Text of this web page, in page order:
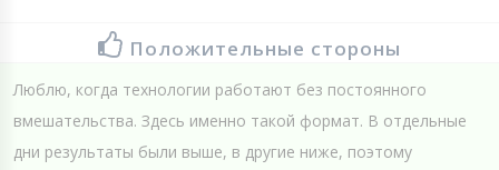
Положительные стороны
Люблю, когда технологии работают без постоянного
вмешательства. Здесь именно такой формат. В отдельные
дни результаты были выше, в другие ниже, поэтому